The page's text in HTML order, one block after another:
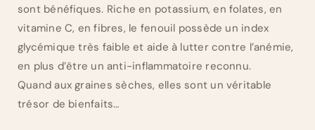
sont bénéfiques. Riche en potassium, en folates, en
vitamine C, en fibres, le fenouil possède un index
glycémique très faible et aide à lutter contre l’anémie,
en plus d’être un anti-inflammatoire reconnu.
Quand aux graines sèches, elles sont un véritable
trésor de bienfaits…